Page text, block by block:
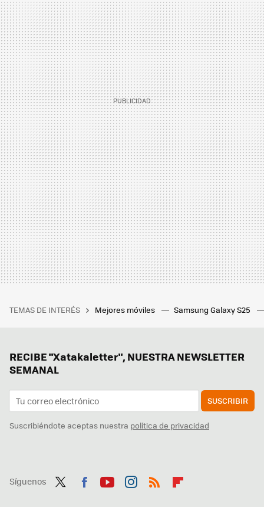
TEMAS DE INTERÉS Mejores móviles Samsung Galaxy S25
RECIBE "Xatakaletter", NUESTRA NEWSLETTER
SEMANAL
SUSCRIBIR
Suscribiéndote aceptas nuestra política de privacidad
Síguenos